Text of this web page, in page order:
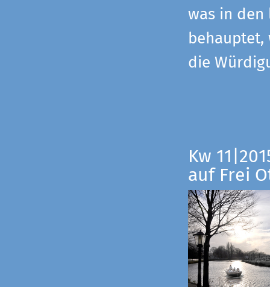
was in den
die
Kw
auf Frei